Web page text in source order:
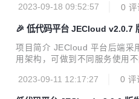
仅支持web调用，非特殊情况不
入口，方便开发者对平台进行
P、OA、CRM、EAM、WMS
统，是企业数字化转型的必备
-17) Features 【基础平台】：
钮需要按照对应的按钮权限进
2023-09-18 09:52:57 0 评
🎉 低代码平台 JECloud v2.0.7
新
项目简介 JECloud 平台后端采
用架构，可做到不同服务使用
入口，方便开发者对平台进行
2023-09-11 12:17:27 0 评